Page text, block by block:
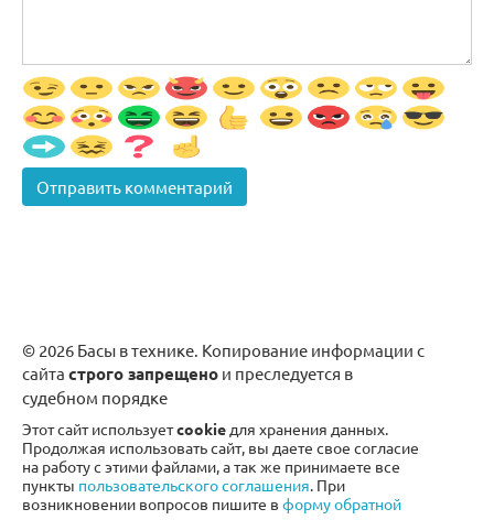
© 2026 Басы в технике. Копирование информации с
сайта строго запрещено и преследуется в
судебном порядке
Этот сайт используетcookie для хранения данных.
Продолжая использовать сайт, вы даете свое согласие
на работу с этими файлами, а так же принимаете все
пункты пользовательского соглашения. При
возникновении вопросов пишите в форму обратной